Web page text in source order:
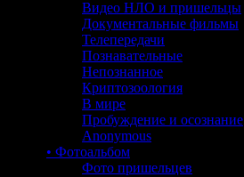
Видео НЛО и пришельцы
Документальные фильмы
Телепередачи
Познавательные
Непознанное
Криптозоология
В мире
Пробуждение и осознание
Anonymous
• Фотоальбом
Фото пришельцев